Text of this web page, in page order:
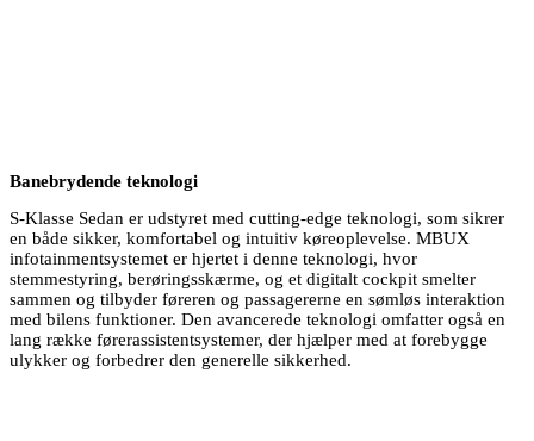
Banebrydende teknologi
S-Klasse Sedan er udstyret med cutting-edge teknologi, som sikrer
en både sikker, komfortabel og intuitiv køreoplevelse. MBUX
infotainmentsystemet er hjertet i denne teknologi, hvor
stemmestyring, berøringsskærme, og et digitalt cockpit smelter
sammen og tilbyder føreren og passagererne en sømløs interaktion
med bilens funktioner. Den avancerede teknologi omfatter også en
lang række førerassistentsystemer, der hjælper med at forebygge
ulykker og forbedrer den generelle sikkerhed.